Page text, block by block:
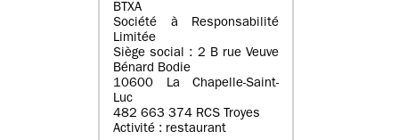
BTXA
Société à Responsabilité
Limitée
Siège social : 2 B rue Veuve
Bénard Bodie
10600 La Chapelle-Saint-
Luc
482 663 374 RCS Troyes
Activité : restaurant